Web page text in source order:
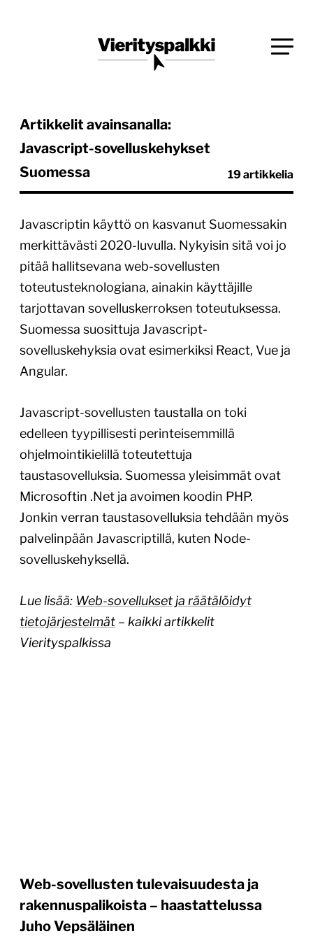
Vierityspalkki.fi
Artikkelit avainsanalla:
Javascript-sovelluskehykset
Suomessa
19 artikkelia
Javascriptin käyttö on kasvanut Suomessakin
merkittävästi 2020-luvulla. Nykyisin sitä voi jo
pitää hallitsevana web-sovellusten
toteutusteknologiana, ainakin käyttäjille
tarjottavan sovelluskerroksen toteutuksessa.
Suomessa suosittuja Javascript-
sovelluskehyksia ovat esimerkiksi React, Vue ja
Angular.
Javascript-sovellusten taustalla on toki
edelleen tyypillisesti perinteisemmillä
ohjelmointikielillä toteutettuja
taustasovelluksia. Suomessa yleisimmät ovat
Microsoftin .Net ja avoimen koodin PHP.
Jonkin verran taustasovelluksia tehdään myös
palvelinpään Javascriptillä, kuten Node-
sovelluskehyksellä.
Lue lisää: Web-sovellukset ja räätälöidyt
tietojärjestelmät – kaikki artikkelit
Vierityspalkissa
Web-sovellusten tulevaisuudesta ja
rakennuspalikoista – haastattelussa
Juho Vepsäläinen